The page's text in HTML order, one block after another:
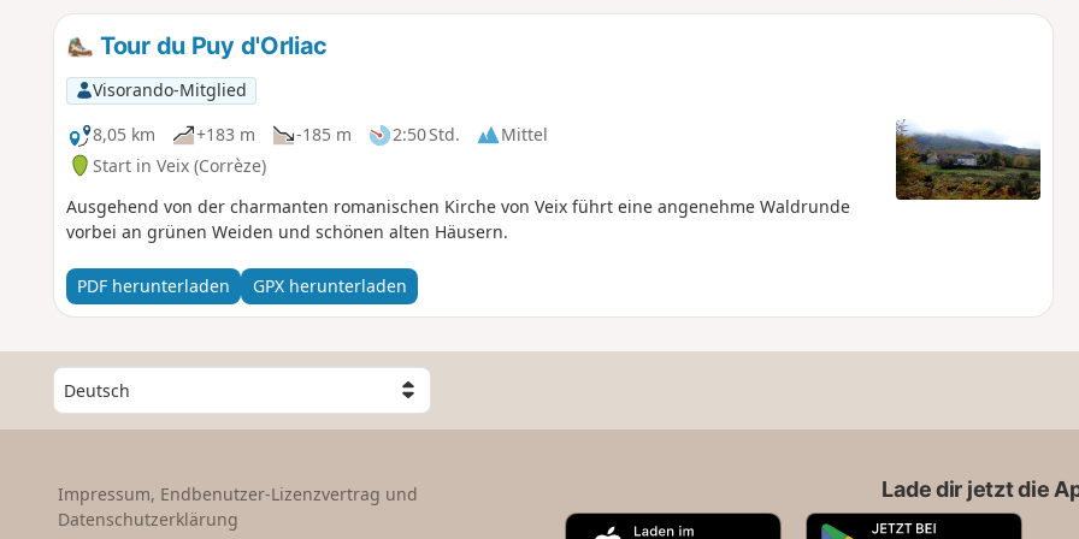
Tour du Puy d'Orliac
Visorando-Mitglied
8,05 km
+183 m -185 m 2:50 Std.
Mittel
Start in Veix (Corrèze)
Ausgehend von der charmanten romanischen Kirche von Veix führt eine angenehme Waldrunde
vorbei an grünen Weiden und schönen alten Häusern.
PDF herunterladen GPX herunterladen
W
ä
h
eImpressum, Endbenutzer-Lizenzvertrag und
Datenschutzerklärung
Lade dir jetzt die
A
G